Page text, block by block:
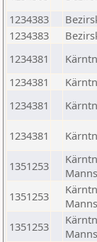
1234383
1234383
1234381
1234381
1234381
1234381
1351253
1351253
1351253